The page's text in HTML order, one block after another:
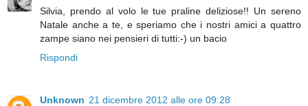
Silvia, prendo al volo le tue praline deliziose!! Un sereno
Natale anche a te, e speriamo che i nostri amici a quattro
zampe siano nei pensieri di tutti:-) un bacio
Rispondi
Unknown 21 dicembre 2012 alle ore 09:28